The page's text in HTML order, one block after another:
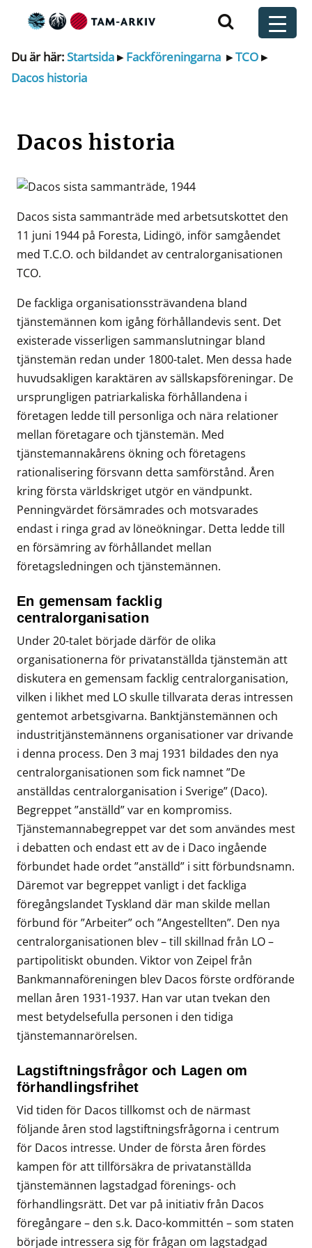
Huvudnavigering
Du är här:Startsida▸Fackföreningarna ▸TCO▸
Dacos historia
Dacos historia
Dacos sista sammanträde med arbetsutskottet den
11 juni 1944 på Foresta, Lidingö, inför samgåendet
med T.C.O. och bildandet av centralorganisationen
TCO.
De fackliga organisationssträvandena bland
tjänstemännen kom igång förhållandevis sent. Det
existerade visserligen sammanslutningar bland
tjänstemän redan under 1800-talet. Men dessa hade
huvudsakligen karaktären av sällskapsföreningar. De
ursprungligen patriarkaliska förhållandena i
företagen ledde till personliga och nära relationer
mellan företagare och tjänstemän. Med
tjänstemannakårens ökning och företagens
rationalisering försvann detta samförstånd. Åren
kring första världskriget utgör en vändpunkt.
Penningvärdet försämrades och motsvarades
endast i ringa grad av löneökningar. Detta ledde till
en försämring av förhållandet mellan
företagsledningen och tjänstemännen.
En gemensam facklig
centralorganisation
Under 20-talet började därför de olika
organisationerna för privatanställda tjänstemän att
diskutera en gemensam facklig centralorganisation,
vilken i likhet med LO skulle tillvarata deras intressen
gentemot arbetsgivarna. Banktjänstemännen och
industritjänstemännens organisationer var drivande
i denna process. Den 3 maj 1931 bildades den nya
centralorganisationen som fick namnet ”De
anställdas centralorganisation i Sverige” (Daco).
Begreppet ”anställd” var en kompromiss.
Tjänstemannabegreppet var det som användes mest
i debatten och endast ett av de i Daco ingående
förbundet hade ordet ”anställd” i sitt förbundsnamn.
Däremot var begreppet vanligt i det fackliga
föregångslandet Tyskland där man skilde mellan
förbund för ”Arbeiter” och ”Angestellten”. Den nya
centralorganisationen blev – till skillnad från LO –
partipolitiskt obunden. Viktor von Zeipel från
Bankmannaföreningen blev Dacos förste ordförande
mellan åren 1931-1937. Han var utan tvekan den
mest betydelsefulla personen i den tidiga
tjänstemannarörelsen.
Lagstiftningsfrågor och Lagen om
förhandlingsfrihet
Vid tiden för Dacos tillkomst och de närmast
följande åren stod lagstiftningsfrågorna i centrum
för Dacos intresse. Under de första åren fördes
kampen för att tillförsäkra de privatanställda
tjänstemännen lagstadgad förenings- och
förhandlingsrätt. Det var på initiativ från Dacos
föregångare – den s.k. Daco-kommittén – som staten
började intressera sig för frågan om lagstadgad